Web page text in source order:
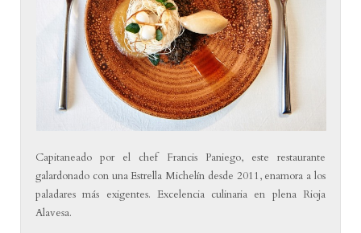
Capitaneado por el chef Francis Paniego, este restaurante
galardonado con una Estrella Michelín desde 2011, enamora a los
paladares más exigentes. Excelencia culinaria en plena Rioja
Alavesa.